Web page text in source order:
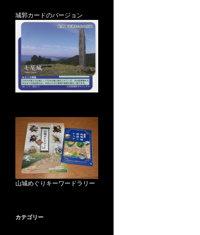
城郭カードのバージョン
山城めぐりキーワードラリー
カテゴリー